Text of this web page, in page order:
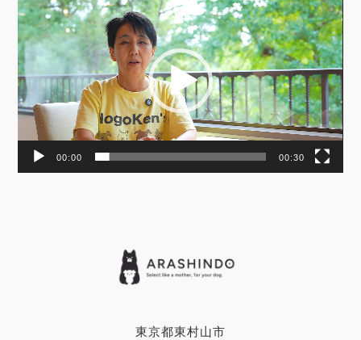
東京都東村山市
画
プ
レ
ー
ヤ
ー
00:00 00:30